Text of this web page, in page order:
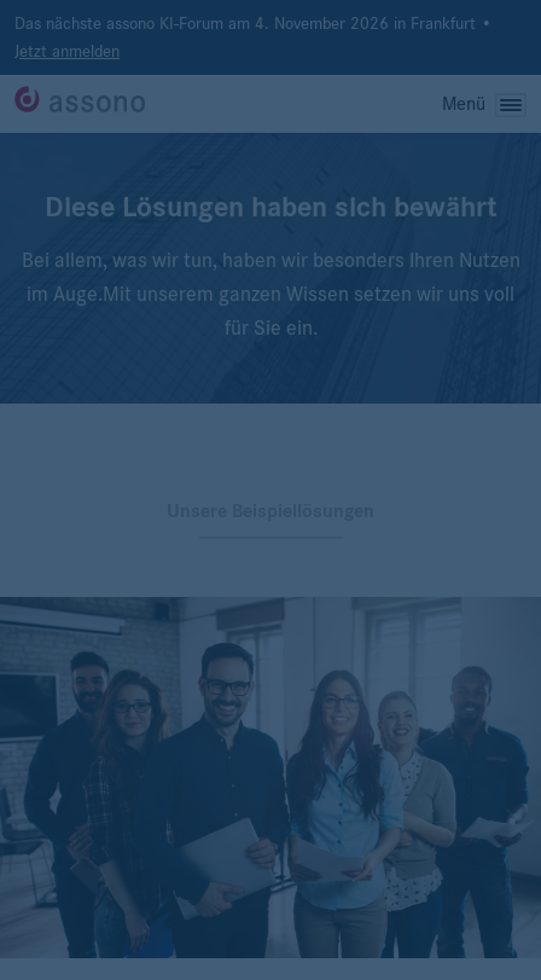
Das nächste assono KI-Forum am 4. November 2026 in Frankfurt •
Jetzt anmelden
Menü
Diese Lösungen haben sich bewährt
Bei allem, was wir tun, haben wir besonders Ihren Nutzen
im Auge. Mit unserem ganzen Wissen setzen wir uns voll
für Sie ein.